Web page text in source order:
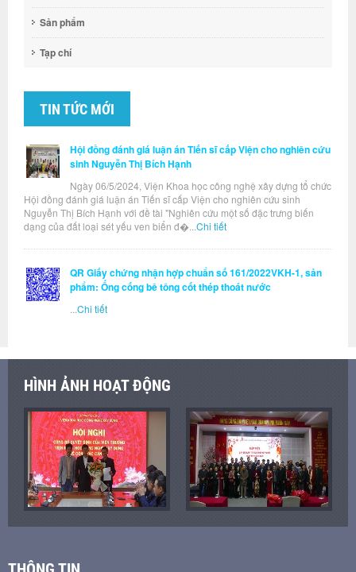
Sản phẩm
Tạp chí
TIN TỨC MỚI
Hội đồng đánh giá luận án Tiến sĩ cấp Viện cho nghiên cứu
sinh Nguyễn Thị Bích Hạnh
Ngày 06/5/2024, Viện Khoa học công nghệ xây dựng tổ chức
Hội đồng đánh giá luận án Tiến sĩ cấp Viện cho nghiên cứu sinh
Nguyễn Thị Bích Hạnh với đề tài "Nghiên cứu một số đặc trưng biến
dạng của đất loại sét yếu ven biển đ�... Chi tiết
QR Giấy chứng nhận hợp chuẩn số 161/2022VKH-1, sản
phẩm: Ống cống bê tông cốt thép thoát nước
Chi tiết
HÌNH ẢNH HOẠT ĐỘNG